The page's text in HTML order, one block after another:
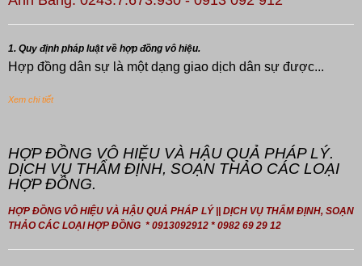
1. Quy định pháp luật về hợp đồng vô hiệu.
Hợp đồng dân sự là một dạng giao dịch dân sự được...
Xem chi tiết
HỢP ĐỒNG VÔ HIỆU VÀ HẬU QUẢ PHÁP LÝ.
DỊCH VỤ THẨM ĐỊNH, SOẠN THẢO CÁC LOẠI
HỢP ĐỒNG.
HỢP ĐỒNG VÔ HIỆU VÀ HẬU QUẢ PHÁP LÝ || DỊCH VỤ THẨM ĐỊNH, SOẠN
THẢO CÁC LOẠI HỢP ĐỒNG * 0913092912 * 0982 69 29 12